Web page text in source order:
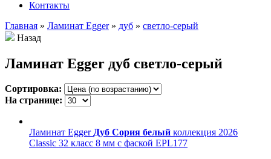
Контакты
Главная » Ламинат Egger » дуб » светло-серый
Назад
Ламинат Egger дуб светло-серый
Сортировка:
На странице:
Ламинат EggerДуб Сория белый коллекция 2026
Classic 32 класс 8 мм с фаской EPL177